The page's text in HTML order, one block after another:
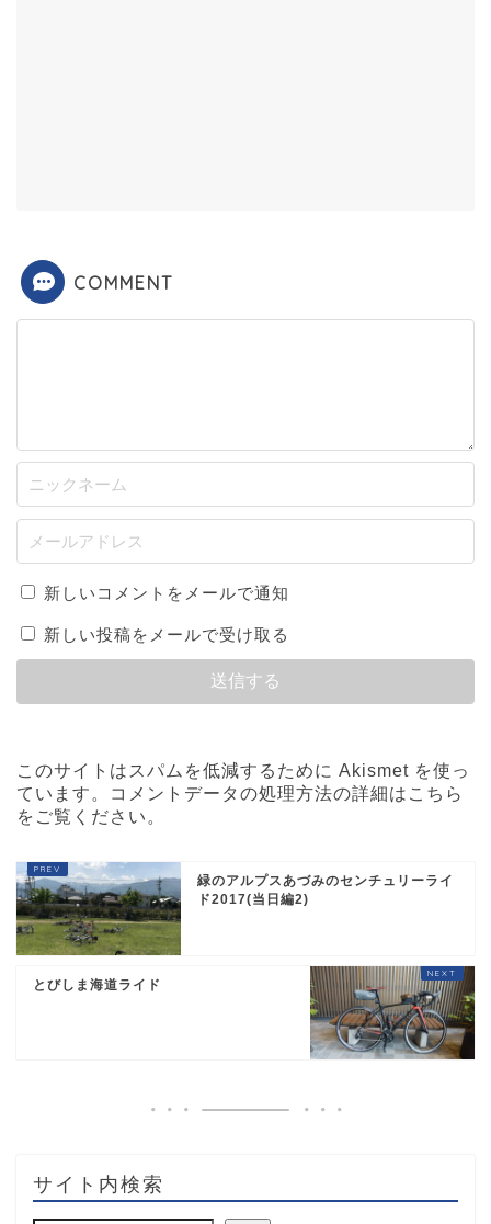
COMMENT
新しいコメントをメールで通知
新しい投稿をメールで受け取る
このサイトはスパムを低減するために Akismet を使っ
ています。
コメントデータの処理方法の詳細はこちら
をご覧ください。
緑のアルプスあづみのセンチュリーライ
ド2017(当日編2)
とびしま海道ライド
サイト内検索